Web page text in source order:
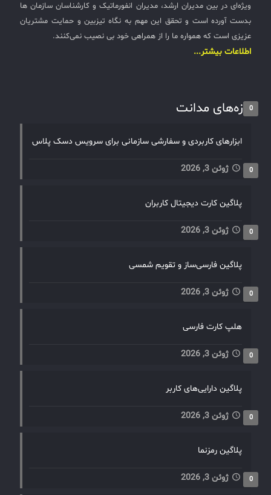
ویژه‌ای در بین مدیران ارشد، مدیران انفورماتیک و کارشناسان سازمان ها
بدست آورده است و تحقق این مهم به نگاه تیزبین و حمایت مشتریان
عزیزی است که همواره ما را از همراهی خود بی نصیب نمی‌کنند.
اطلاعات بیشتر...
تازه‌های مدانت0
ابزارهای کاربردی و سفارشی سازمانی برای سرویس دسک پلاس
ژوئن 3, 2026 0
پلاگین کارت دیجیتال کاربران
ژوئن 3, 2026 0
پلاگین فارسی‌ساز و تقویم شمسی
ژوئن 3, 2026 0
هلپ کارت فارسی
ژوئن 3, 2026 0
پلاگین دارایی‌های کاربر
ژوئن 3, 2026 0
پلاگین رمزنما
ژوئن 3, 2026 0